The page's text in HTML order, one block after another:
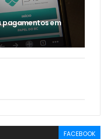
pagamentos em
FACEBOOK